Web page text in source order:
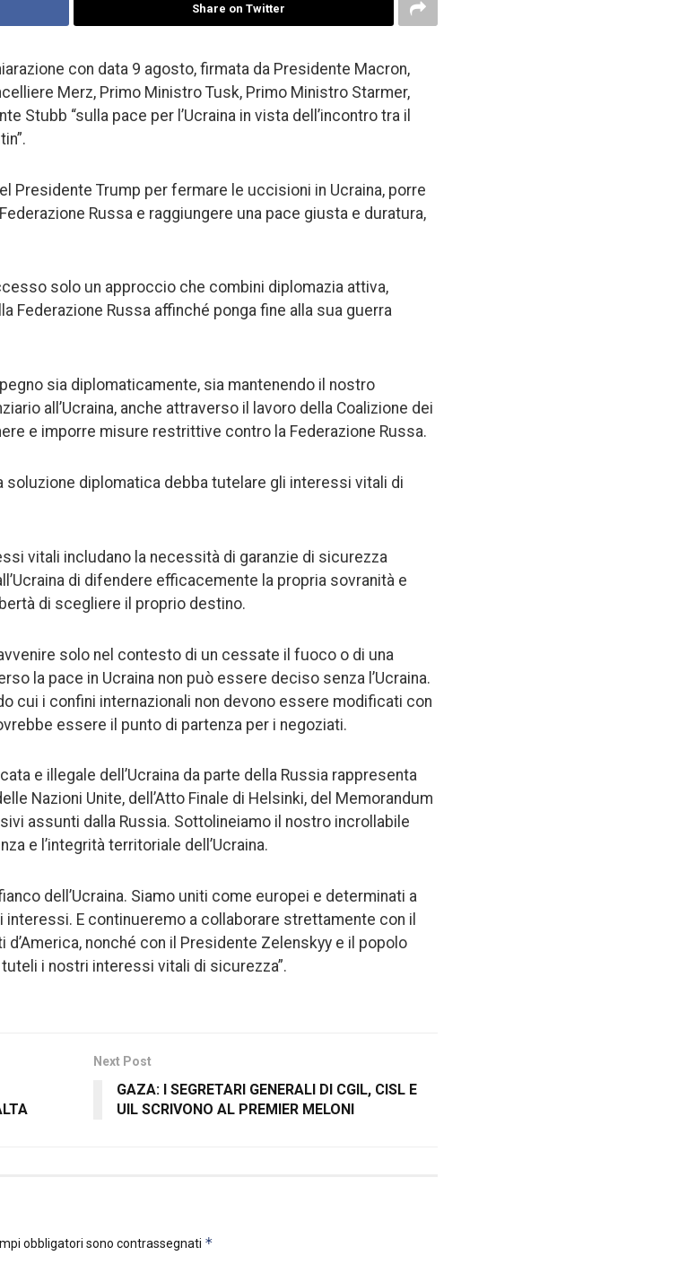
Share on Twitter
con data 9 agosto, firmata da Presidente Macron,
Merz, Primo Ministro Tusk, Primo Ministro Starmer,
Stubb “sulla pace per l’Ucraina in vista dell’incontro tra il
Presidente Trump per fermare le uccisioni in Ucraina, porre
Russa e raggiungere una pace giusta e duratura,
solo un approccio che combini diplomazia attiva,
Federazione Russa affinché ponga fine alla sua guerra
sia diplomaticamente, sia mantenendo il nostro
all’Ucraina, anche attraverso il lavoro della Coalizione dei
e imporre misure restrittive contro la Federazione Russa.
soluzione diplomatica debba tutelare gli interessi vitali di
vitali includano la necessità di garanzie di sicurezza
di difendere efficacemente la propria sovranità e
di scegliere il proprio destino.
solo nel contesto di un cessate il fuoco o di una
la pace in Ucraina non può essere deciso senza l’Ucraina.
cui i confini internazionali non devono essere modificati con
essere il punto di partenza per i negoziati.
e illegale dell’Ucraina da parte della Russia rappresenta
Nazioni Unite, dell’Atto Finale di Helsinki, del Memorandum
assunti dalla Russia. Sottolineiamo il nostro incrollabile
e l’integrità territoriale dell’Ucraina.
dell’Ucraina. Siamo uniti come europei e determinati a
E continueremo a collaborare strettamente con il
nonché con il Presidente Zelenskyy e il popolo
i nostri interessi vitali di sicurezza”.
Next Post
GAZA: I SEGRETARI GENERALI DI CGIL, CISL E
UIL SCRIVONO AL PREMIER MELONI
obbligatori sono contrassegnati *